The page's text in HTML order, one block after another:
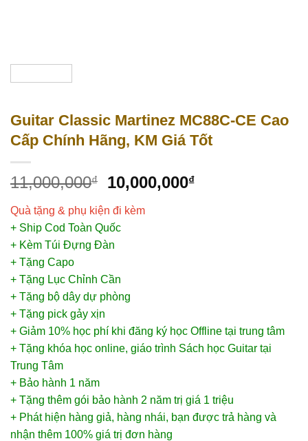
Guitar Classic Martinez MC88C-CE Cao
Cấp Chính Hãng, KM Giá Tốt
11,000,000₫ 10,000,000₫
Quà tặng & phụ kiện đi kèm
+ Ship Cod Toàn Quốc
+ Kèm Túi Đựng Đàn
+ Tặng Capo
+ Tặng Lục Chỉnh Cần
+ Tặng bộ dây dự phòng
+ Tặng pick gảy xịn
+ Giảm 10% học phí khi đăng ký học Offline tại trung tâm
+ Tặng khóa học online, giáo trình Sách học Guitar tại
Trung Tâm
+ Bảo hành 1 năm
+ Tặng thêm gói bảo hành 2 năm trị giá 1 triệu
+ Phát hiện hàng giả, hàng nhái, bạn được trả hàng và
nhận thêm 100% giá trị đơn hàng